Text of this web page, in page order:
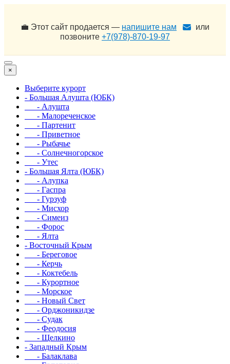
💼 Этот сайт продается — напишите нам
или
позвоните +7(978)-870-19-97
×
Выберите курорт
- Большая Алушта (ЮБК)
- Алушта
- Малореченское
- Партенит
- Приветное
- Рыбачье
- Солнечногорское
- Утес
- Большая Ялта (ЮБК)
- Алупка
- Гаспра
- Гурзуф
- Мисхор
- Симеиз
- Форос
- Ялта
- Восточный Крым
- Береговое
- Керчь
- Коктебель
- Курортное
- Морское
- Новый Свет
- Орджоникидзе
- Судак
- Феодосия
- Щелкино
- Западный Крым
- Балаклава